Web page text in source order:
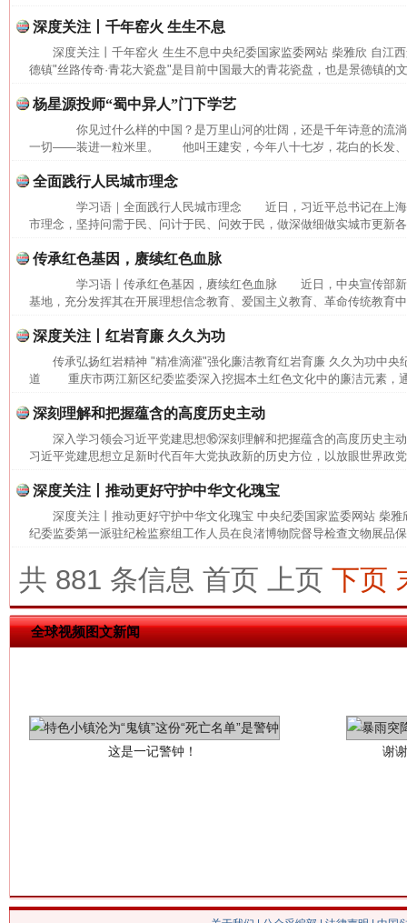
深度关注丨千年窑火 生生不息
深度关注丨千年窑火 生生不息中央纪委国家监委网站 柴雅欣 自
德镇"丝路传奇·青花大瓷盘"是目前中国最大的青花瓷盘，也是景德镇的
杨星源投师“蜀中异人”门下学艺
你见过什么样的中国？是万里山河的壮阔，还是千年诗意的
一切——装进一粒米里。 他叫王建安，今年八十七岁，花白的长发、
全面践行人民城市理念
学习语｜全面践行人民城市理念 近日，习近平总书记在上海
市理念，坚持问需于民、问计于民、问效于民，做深做细做实城市更新
传承红色基因，赓续红色血脉
学习语丨传承红色基因，赓续红色血脉 近日，中央宣传部新
基地，充分发挥其在开展理想信念教育、爱国主义教育、革命传统教育
深度关注丨红岩育廉 久久为功
传承弘扬红岩精神 "精准滴灌"强化廉洁教育红岩育廉 久久为功中央
道 重庆市两江新区纪委监委深入挖掘本土红色文化中的廉洁元素，
深刻理解和把握蕴含的高度历史主动
深入学习领会习近平党建思想⑯深刻理解和把握蕴含的高度历史
习近平党建思想立足新时代百年大党执政新的历史方位，以放眼世界政
深度关注丨推动更好守护中华文化瑰宝
深度关注丨推动更好守护中华文化瑰宝 中央纪委国家监委网站 柴
纪委监委第一派驻纪检监察组工作人员在良渚博物院督导检查文物展品
共 881 条信息 首页 上页 下页
全球视频图文新闻
网上购药对药下症？
今